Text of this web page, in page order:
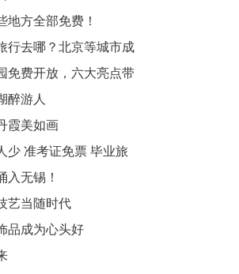
地方全部免费！
行去哪？北京等城市成
免费开放，六大亮点带
醉游人
霞美如画
少 准考证免票 毕业旅
入无锡！
艺当随时代
成为心头好